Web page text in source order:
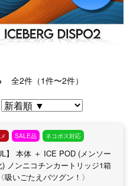
全2件（1件〜2件）
SALE品 ネコポス対応
】 本体 ＋ ICE POD (メンソー
) ノンニコチンカートリッジ1箱
吸いごたえバツグン！〉